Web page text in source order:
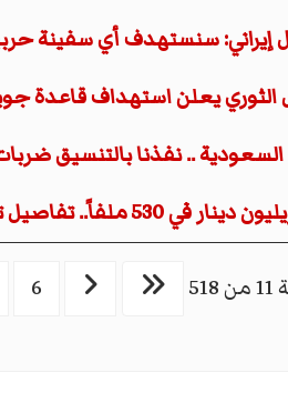
سنستهدف أي سفينة
يعلن استهداف قاعدة
السعودية .. نفذنا بالتنسيق
6